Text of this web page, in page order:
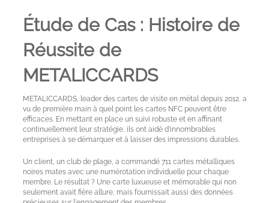
compte
Langue
Étude de Cas : Histoire de
Réussite de
METALICCARDS
METALICCARDS, leader des cartes de visite en métal depuis 2012, a
vu de première main à quel point les cartes NFC peuvent être
efficaces. En mettant en place un suivi robuste et en affinant
continuellement leur stratégie, ils ont aidé d'innombrables
entreprises à se démarquer et à laisser des impressions durables.
Un client, un club de plage, a commandé 711 cartes métalliques
noires mates avec une numérotation individuelle pour chaque
membre. Le résultat ? Une carte luxueuse et mémorable qui non
seulement avait fière allure, mais fournissait aussi des données